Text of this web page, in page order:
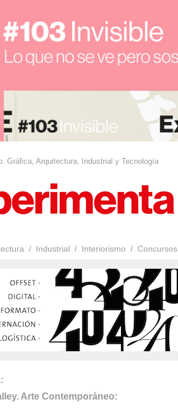
Gráfica, Arquitectura, Industrial y Tecnología
Industrial Interiorismo Concursos
Arte Contemporáneo